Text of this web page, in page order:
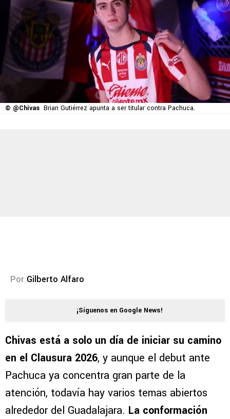
© @Chivas Brian Gutiérrez apunta a ser titular contra Pachuca.
Por Gilberto Alfaro
¡Síguenos en Google News!
Chivas está a solo un día de iniciar su camino
en el Clausura 2026, y aunque el debut ante
Pachuca ya concentra gran parte de la
atención, todavía hay varios temas abiertos
alrededor del Guadalajara. La conformación